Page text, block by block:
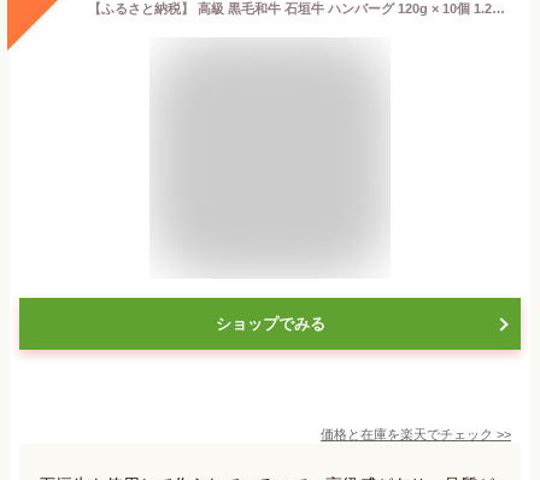
【ふるさと納税】 高級 黒毛和牛 石垣牛 ハンバーグ 120g × 10個 1.2kg | ふるさと納税 ハンバーグ 和牛 黒毛和牛 石垣牛 無添加 国産 牛肉 ブランド牛 冷凍 個包装 ふるさと 沖縄県 沖縄 石垣 石垣島 石垣市 人気 送料無料 AB-013
ショップでみる
価格と在庫を楽天でチェック >>